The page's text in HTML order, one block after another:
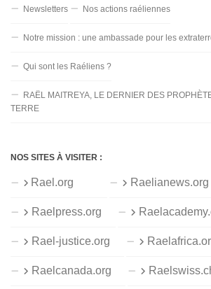
Newsletters Nos actions raéliennes
Notre mission : une ambassade pour les
Qui sont les Raéliens ?
RAËL MAITREYA, LE DERNIER DES
TERRE
NOS SITES À VISITER :
Rael.org
Raelpress.org
Rael-justice.org
Raelcanada.org